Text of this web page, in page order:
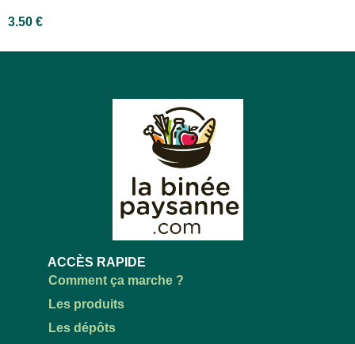
3.50 €
ACCÈS RAPIDE
Comment ça marche ?
Les produits
Les dépôts